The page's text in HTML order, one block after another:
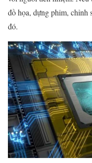
đồ họa, dựng phim, chỉnh
đó.